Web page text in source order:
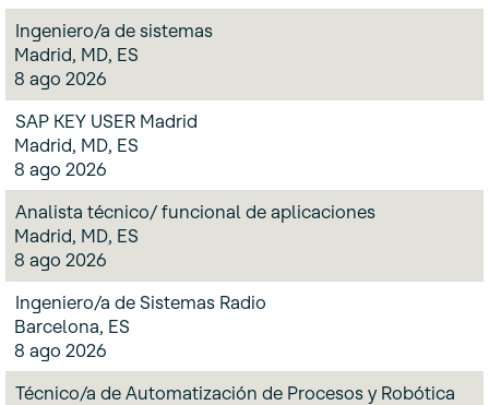
Ingeniero/a de sistemas
Madrid, MD, ES
8 ago 2026
SAP KEY USER Madrid
Madrid, MD, ES
8 ago 2026
Analista técnico/ funcional de aplicaciones
Madrid, MD, ES
8 ago 2026
Ingeniero/a de Sistemas Radio
Barcelona, ES
8 ago 2026
Técnico/a de Automatización de Procesos y Robótica